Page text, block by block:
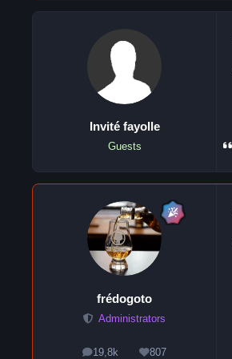
Invité fayolle
Guests
frédogoto
Administrators
19,8k
messages807
Réputation